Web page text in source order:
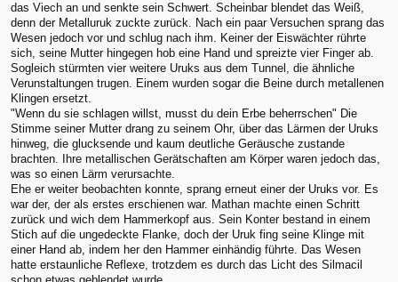
das Viech an und senkte sein Schwert. Scheinbar blendet das Weiß,
denn der Metalluruk zuckte zurück. Nach ein paar Versuchen sprang das
Wesen jedoch vor und schlug nach ihm. Keiner der Eiswächter rührte
sich, seine Mutter hingegen hob eine Hand und spreizte vier Finger ab.
Sogleich stürmten vier weitere Uruks aus dem Tunnel, die ähnliche
Verunstaltungen trugen. Einem wurden sogar die Beine durch metallenen
Klingen ersetzt.
"Wenn du sie schlagen willst, musst du dein Erbe beherrschen" Die
Stimme seiner Mutter drang zu seinem Ohr, über das Lärmen der Uruks
hinweg, die glucksende und kaum deutliche Geräusche zustande
brachten. Ihre metallischen Gerätschaften am Körper waren jedoch das,
was so einen Lärm verursachte.
Ehe er weiter beobachten konnte, sprang erneut einer der Uruks vor. Es
war der, der als erstes erschienen war. Mathan machte einen Schritt
zurück und wich dem Hammerkopf aus. Sein Konter bestand in einem
Stich auf die ungedeckte Flanke, doch der Uruk fing seine Klinge mit
einer Hand ab, indem her den Hammer einhändig führte. Das Wesen
hatte erstaunliche Reflexe, trotzdem es durch das Licht des Silmacil